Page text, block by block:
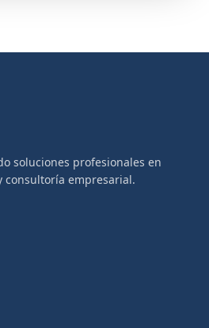
soluciones profesionales en
empresarial.